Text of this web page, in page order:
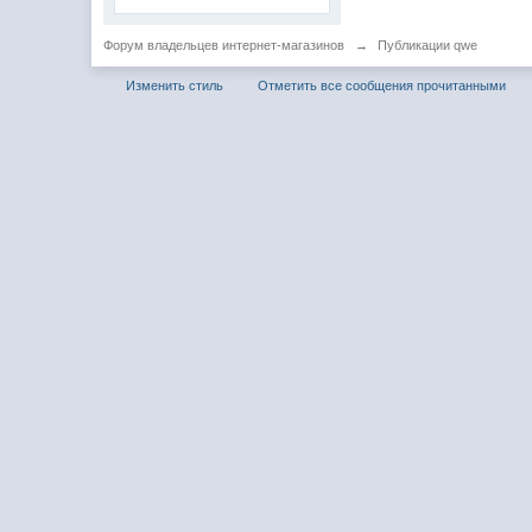
Форум владельцев интернет-магазинов → Публикации qwe
Изменить стиль Отметить все сообщения прочитанными